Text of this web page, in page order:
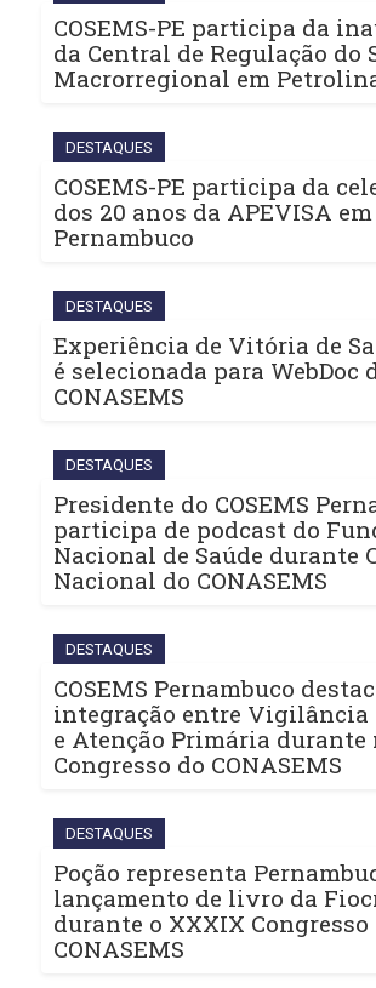
COSEMS-PE participa da
da Central de Regulação do
Macrorregional em
DESTAQUES
COSEMS-PE participa da
dos 20 anos da APEVISA em
Pernambuco
DESTAQUES
Experiência de Vitória de
é selecionada para WebDoc
CONASEMS
DESTAQUES
Presidente do COSEMS
participa de podcast do
Nacional de Saúde durante
Nacional do CONASEMS
DESTAQUES
COSEMS Pernambuco
integração entre Vigilância
e Atenção Primária durante
Congresso do CONASEMS
DESTAQUES
Poção representa
lançamento de livro da
durante o XXXIX Congresso
CONASEMS